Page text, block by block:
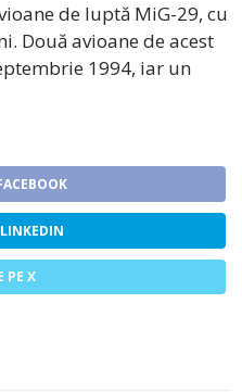
de luptă MiG-29, cu
Două avioane de acest
1994, iar un
PE X